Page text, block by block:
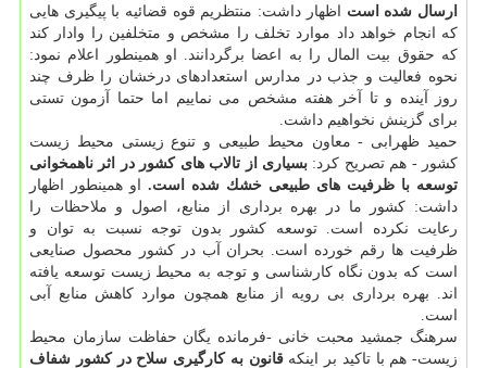
ارسال شده است اظهار داشت: منتظریم قوه قضائیه با پیگیری هایی
كه انجام خواهد داد موارد تخلف را مشخص و متخلفین را وادار كند
كه حقوق بیت المال را به اعضا برگردانند. او همینطور اعلام نمود:
نحوه فعالیت و جذب در مدارس استعدادهای درخشان را ظرف چند
روز آینده و تا آخر هفته مشخص می نماییم اما حتما آزمون تستی
برای گزینش نخواهیم داشت.
حمید ظهرابی - معاون محیط طبیعی و تنوع زیستی محیط زیست
كشور - هم تصریح كرد:بسیاری از تالاب های كشور در اثر ناهمخوانی
توسعه با ظرفیت های طبیعی خشك شده است. او همینطور اظهار
داشت: كشور ما در بهره برداری از منابع، اصول و ملاحظات را
رعایت نكرده است. توسعه كشور بدون توجه نسبت به توان و
ظرفیت ها رقم خورده است. بحران آب در كشور محصول صنایعی
است كه بدون نگاه كارشناسی و توجه به محیط زیست توسعه یافته
اند. بهره برداری بی رویه از منابع همچون موارد كاهش منابع آبی
است.
سرهنگ جمشید محبت خانی -فرمانده یگان حفاظت سازمان محیط
زیست- هم با تاكید بر اینكهقانون به كارگیری سلاح در كشور شفاف